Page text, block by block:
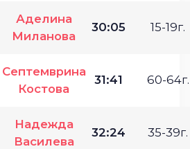
Аделина
Миланова
30:05 15-19г.
Септемврина
Костова
31:41 60-64г.
Надежда
Василева
32:24 35-39г.